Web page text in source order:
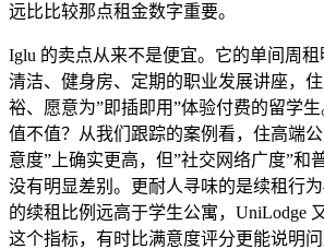
远比比较那点租金数字重要。
Iglu 的卖点从来不是便宜。它的单间周
清洁、健身房、定期的职业发展讲座，
裕、愿意为”即插即用”体验付费的留学
值不值？从我们跟踪的案例看，住高端
意度”上确实更高，但”社交网络广度”和
没有明显差别。更耐人寻味的是续租行
的续租比例远高于学生公寓，UniLodge
这个指标，有时比满意度评分更能说明问